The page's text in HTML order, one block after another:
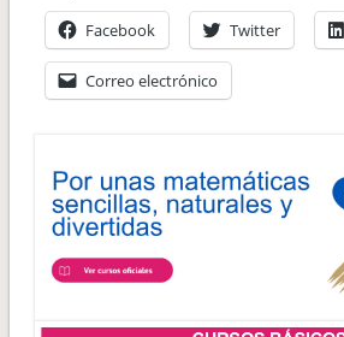
Facebook Twitter
Correo electrónico